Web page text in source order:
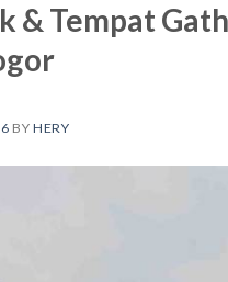
& Tempat
BY HERY